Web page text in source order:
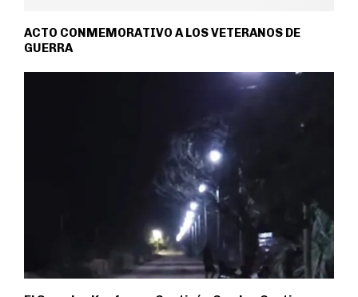
ACTO CONMEMORATIVO A LOS VETERANOS DE
GUERRA